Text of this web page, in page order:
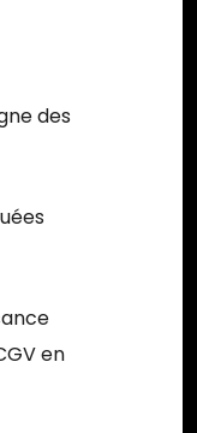
des
en